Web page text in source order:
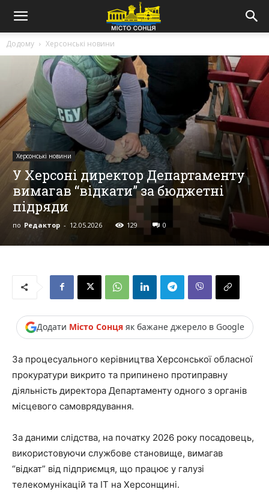
Додому Херсонські новини
Херсонські новини
У Херсоні директор Департаменту
вимагав “відкати” за бюджетні
підряди
по Редактор - 12.05.2026 129 0
Додати Місто Сонцяяк бажане джерело в Google
За процесуального керівництва Херсонської обласної
прокуратури викрито та припинено протиправну
діяльність директора Департаменту одного з органів
місцевого самоврядування.
За даними слідства, на початку 2026 року посадовець,
використовуючи службове становище, вимагав
“відкат” від підприємця, що працює у галузі
телекомунікацій та ІТ на Херсонщині.